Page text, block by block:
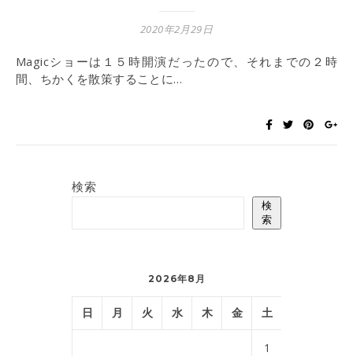
2020年2月29日
Magicショーは１５時開演だったので、それまでの２時
間、ちかくを散策することに…
検索
検
索
2026年8月
日 月 火 水 木 金 土
1